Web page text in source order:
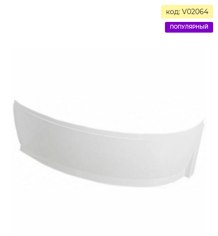
код: V02064
ПОПУЛЯРНЫЙ